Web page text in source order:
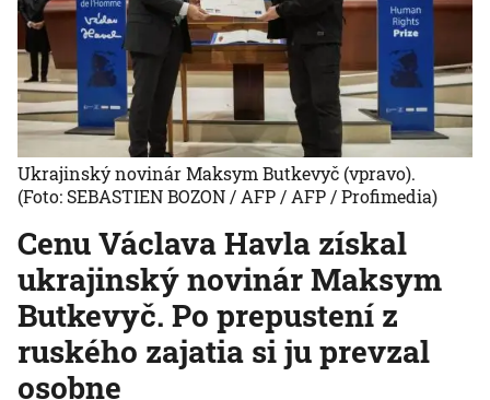
Cenu Václava Havla získal
ukrajinský novinár Maksym
Butkevyč. Po prepustení z
ruského zajatia si ju prevzal
osobne
Ukrajinský novinár Maksym Butkevyč (vpravo).
(Foto: SEBASTIEN BOZON / AFP / AFP / Profimedia)